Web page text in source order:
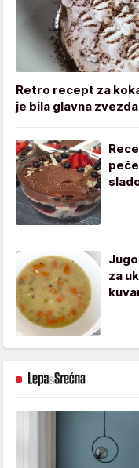
Retro recept za
je bila glavna
za